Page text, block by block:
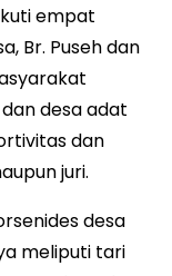
empat
Br. Puseh dan
desa adat
dan
juri.
desa
meliputi tari